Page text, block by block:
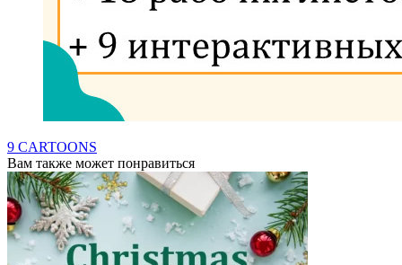
9 CARTOONS
Вам также может понравиться